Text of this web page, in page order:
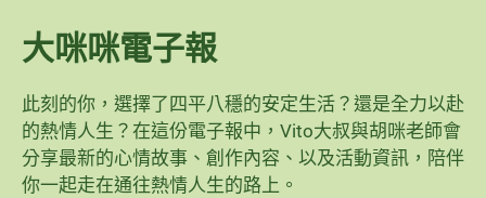
大咪咪電子報
此刻的你，選擇了四平八穩的安定生活？還是全力以赴
的熱情人生？在這份電子報中，Vito大叔與胡咪老師會
分享最新的心情故事、創作內容、以及活動資訊，陪伴
你一起走在通往熱情人生的路上。